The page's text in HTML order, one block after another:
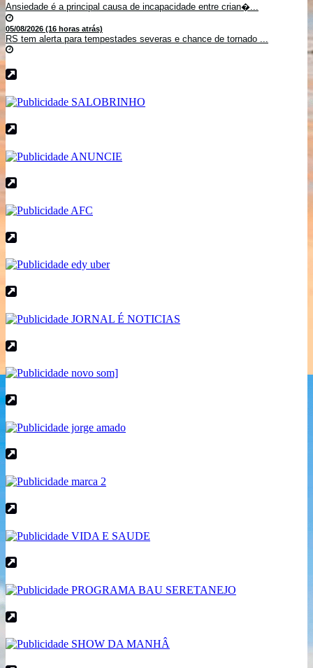
Ansiedade é a principal causa de incapacidade entre crian�...
05/08/2026 (16 horas atrás)
RS tem alerta para tempestades severas e chance de tornado ...